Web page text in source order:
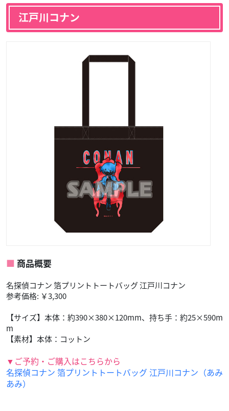
江戸川コナン
商品概要
名探偵コナン 箔プリントトートバッグ 江戸川コナン
参考価格: ￥3,300
【サイズ】本体：約390×380×120mm、持ち手：約25×590m
m
【素材】本体：コットン
▼ご予約・ご購入はこちらから
名探偵コナン 箔プリントトートバッグ 江戸川コナン（あみ
あみ）